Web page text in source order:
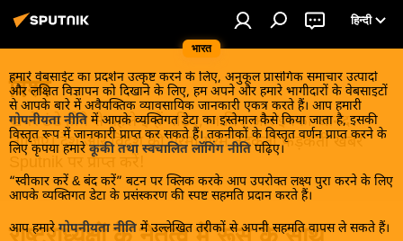
भारत
हिन्दी
हमारे वेबसाईट का प्रदर्शन उत्कृष्ट करने के लिए, अनुकूल प्रासंगिक समाचार उत्पादों
और लक्षित विज्ञापन को दिखाने के लिए, हम अपने और हमारे भागीदारों के वेबसाइटों
से आपके बारे में अवैयक्तिक व्यावसायिक जानकारी एकत्र करते हैं। आप हमारी
गोपनीयता नीति में आपके व्यक्तिगत डेटा का इस्तेमाल कैसे किया जाता है, इसकी
विस्तृत रूप में जानकारी प्राप्त कर सकते हैं। तकनीकों के विस्तृत वर्णन प्राप्त करने के
लिए कृपया हमारे कूकी तथा स्वचालित लॉगिंग नीति पढ़िए।
“स्वीकार करें & बंद करें” बटन पर क्लिक करके आप उपरोक्त लक्ष्य पुरा करने के लिए
आपके व्यक्तिगत डेटा के प्रसंस्करण की स्पष्ट सहमति प्रदान करते हैं।
आप हमारे गोपनीयता नीति में उल्लेखित तरीकों से अपनी सहमति वापस ले सकते हैं।
विश्व
खबरें ठंडे होने से पहले इन्हें पढ़िए, जानिए और इनका आनंद
लीजिए। देश और विदेश की गरमा गरम तड़कती फड़कती खबरें
Sputnik पर प्राप्त करें!